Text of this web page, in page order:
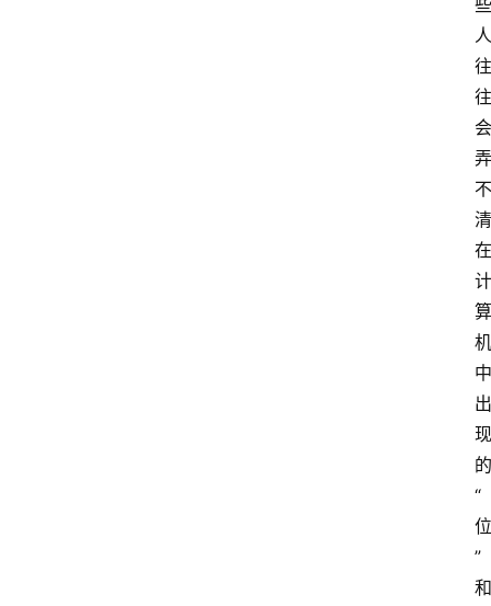
些
人
往
往
会
弄
不
清
在
计
算
机
中
出
现
的
“
位
”
和